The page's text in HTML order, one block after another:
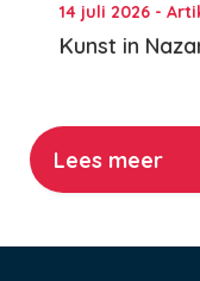
14 juli 2026 -
Kunst in
Lees meer